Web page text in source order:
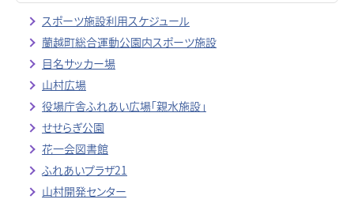
スポーツ施設利用スケジュール
蘭越町総合運動公園内スポーツ施設
目名サッカー場
山村広場
役場庁舎ふれあい広場「親水施設」
せせらぎ公園
花一会図書館
ふれあいプラザ21
山村開発センター